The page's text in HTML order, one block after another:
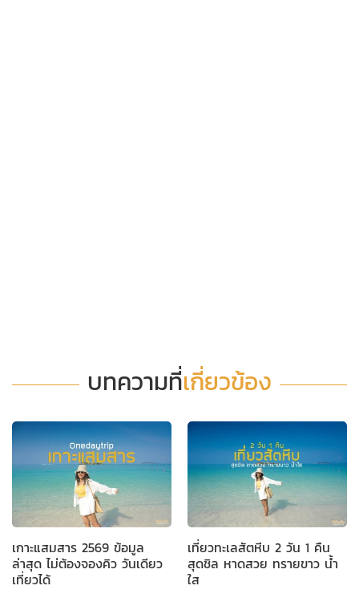
บทความที่เกี่ยวข้อง
เกาะแสมสาร 2569 ข้อมูล
ล่าสุด ไม่ต้องจองคิว วันเดียว
เที่ยวได้
เที่ยวทะเลสัตหีบ 2 วัน 1 คืน
สุดชิล หาดสวย ทรายขาว น้ำ
ใส